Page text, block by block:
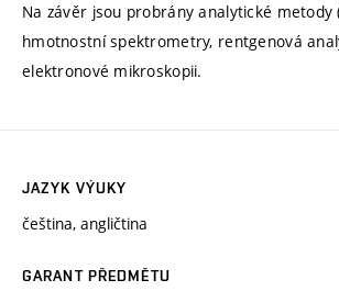
Na závěr jsou probrány analytické metody
hmotnostní spektrometry, rentgenová
elektronové mikroskopii.
JAZYK VÝUKY
čeština, angličtina
GARANT PŘEDMĚTU